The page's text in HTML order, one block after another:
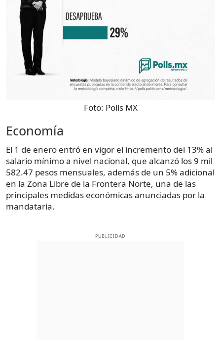
Foto: Polls MX
Economía
El 1 de enero entró en vigor el incremento del 13% al
salario mínimo a nivel nacional, que alcanzó los 9 mil
582.47 pesos mensuales, además de un 5% adicional
en la Zona Libre de la Frontera Norte, una de las
principales medidas económicas anunciadas por la
mandataria.
PUBLICIDAD